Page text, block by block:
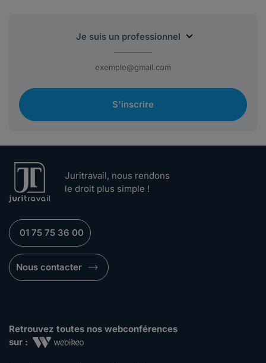
S'inscrire
Juritravail, nous rendons
le droit plus simple !
01 75 75 36 00
Nous contacter
Retrouvez toutes nos webconférences
sur :